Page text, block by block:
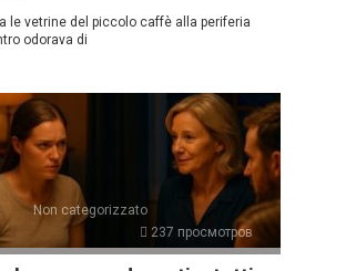
le vetrine del piccolo caffè alla periferia
odorava di
Non categorizzato
237 просмотров